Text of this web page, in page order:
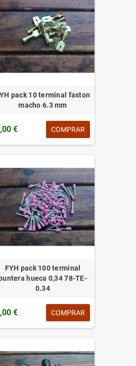
pack 10 terminal faston
macho 6.3 mm
€ COMPRAR
FYH pack 100 terminal
hueca 0,34 78-TE-
0.34
€ COMPRAR